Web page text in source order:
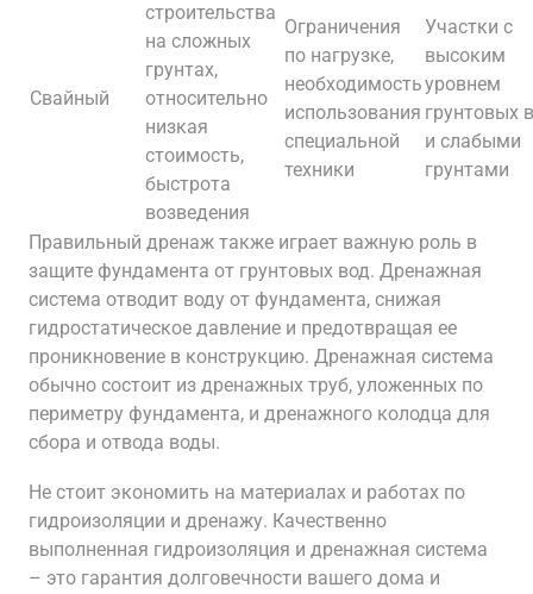
Свайный
строительства
на сложных
грунтах,
относительно
низкая
стоимость,
быстрота
возведения
Ограничения
по нагрузке,
необходимость
использования
специальной
техники
Участки с
высоким
уровнем
грунтовых
и слабыми
грунтами
Правильный дренаж также играет важную роль в
защите фундамента от грунтовых вод. Дренажная
система отводит воду от фундамента, снижая
гидростатическое давление и предотвращая ее
проникновение в конструкцию. Дренажная система
обычно состоит из дренажных труб, уложенных по
периметру фундамента, и дренажного колодца для
сбора и отвода воды.
Не стоит экономить на материалах и работах по
гидроизоляции и дренажу. Качественно
выполненная гидроизоляция и дренажная система
– это гарантия долговечности вашего дома и